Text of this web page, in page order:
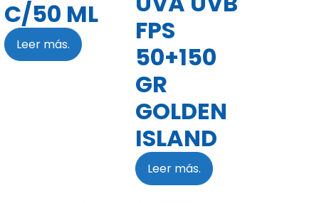
C/50 ML
Leer más.
FPS
50+150
GR
GOLDEN
ISLAND
Leer más.